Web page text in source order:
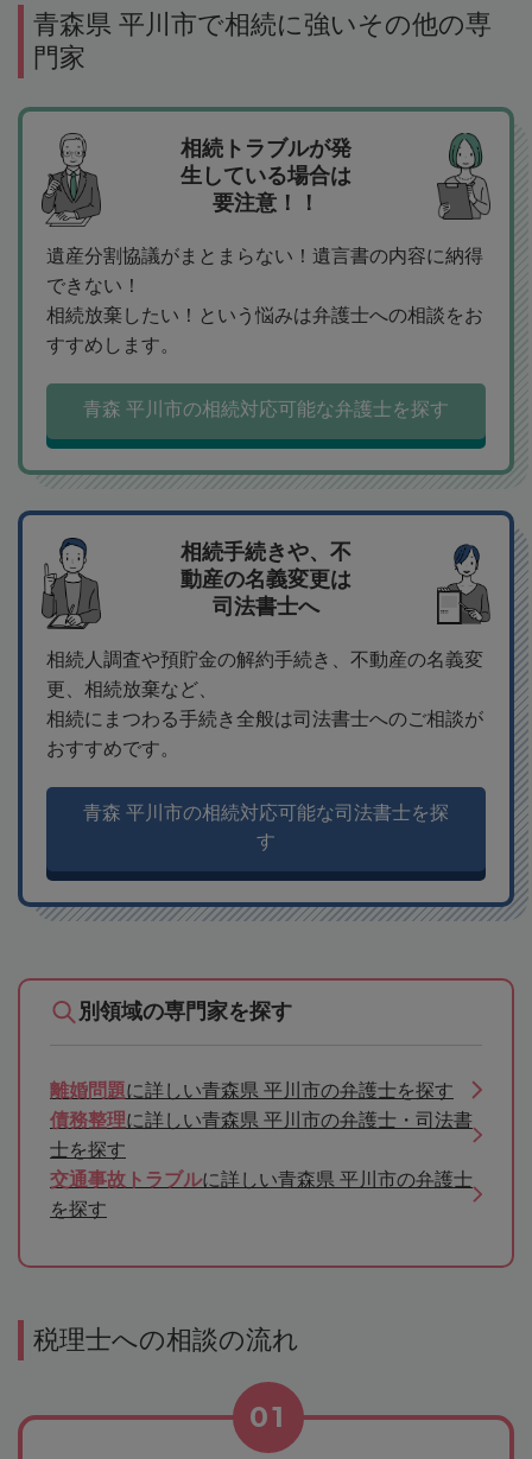
青森県 平川市で相続に強いその他の専
門家
相続トラブルが発
生している場合は
要注意！！
遺産分割協議がまとまらない！遺言書の内容に納得
できない！
相続放棄したい！という悩みは弁護士への相談をお
すすめします。
青森 平川市の相続対応可能な弁護士を探す
相続手続きや、不
動産の名義変更は
司法書士へ
相続人調査や預貯金の解約手続き、不動産の名義変
更、相続放棄など、
相続にまつわる手続き全般は司法書士へのご相談が
おすすめです。
青森 平川市の相続対応可能な司法書士を探
す
別領域の専門家を探す
離婚問題に詳しい青森県 平川市の弁護士を探す
債務整理に詳しい青森県 平川市の弁護士・司法書
士を探す
交通事故トラブルに詳しい青森県 平川市の弁護士
を探す
税理士への相談の流れ
01